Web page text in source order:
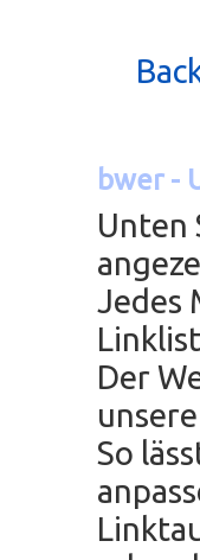
bwer -
Unten
Jedes
Der
So